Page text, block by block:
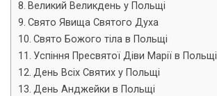
Великий Великдень у Польщі
Свято Явища Святого Духа
Свято Божого тіла в Польщі
Успіння Пресвятої Діви Марії в Польщі
День Всіх Святих у Польщі
День Анджейки в Польщі